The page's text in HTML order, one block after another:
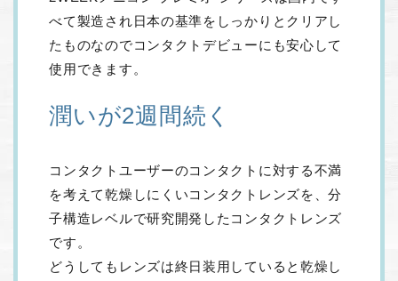
べて製造され日本の基準をしっかりとクリアし
たものなのでコンタクトデビューにも安心して
使用できます。
潤いが2週間続く
コンタクトユーザーのコンタクトに対する不満
を考えて乾燥しにくいコンタクトレンズを、分
子構造レベルで研究開発したコンタクトレンズ
です。
どうしてもレンズは終日装用していると乾燥し